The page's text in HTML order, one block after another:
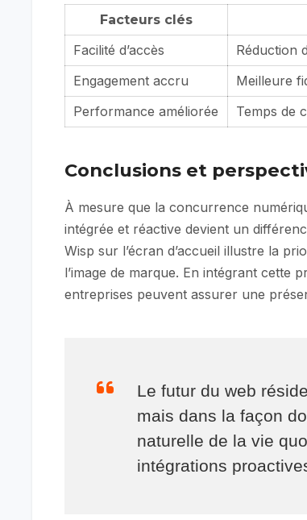
Facteurs clés
Facilité d’accès
Réduction
Engagement accru
Meilleure
Performance améliorée
Temps de
Conclusions et
À mesure que la concurrence
intégrée et réactive devient un
Wisp sur l’écran d’accueil illustre la
l’image de marque. En intégrant cette
entreprises peuvent assurer une
Le futur du web
mais dans la façon
naturelle de la vie
intégrations